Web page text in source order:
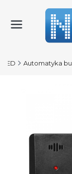
LED Automatyka